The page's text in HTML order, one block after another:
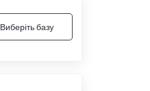
Виберіть базу